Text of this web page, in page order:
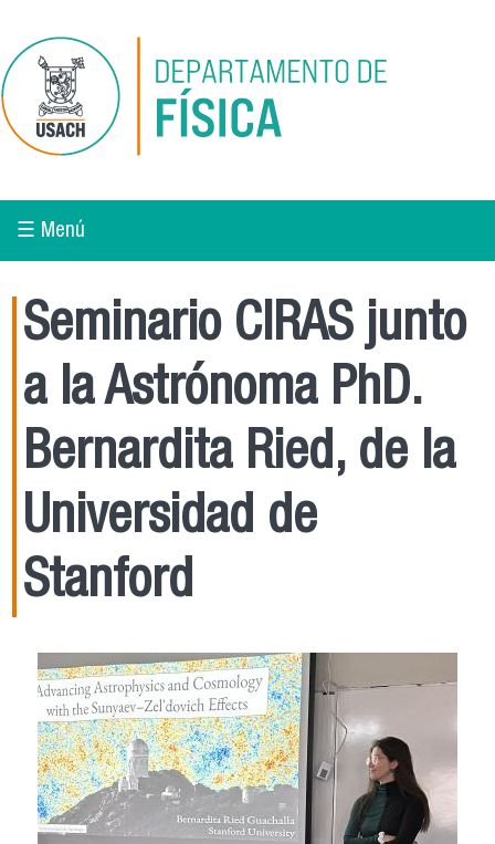
☰ Menú
Seminario CIRAS junto
a la Astrónoma PhD.
Bernardita Ried, de la
Universidad de
Stanford